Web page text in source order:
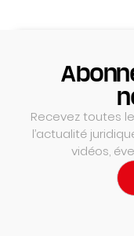
Recevez toutes
l’actualité
vidéos,